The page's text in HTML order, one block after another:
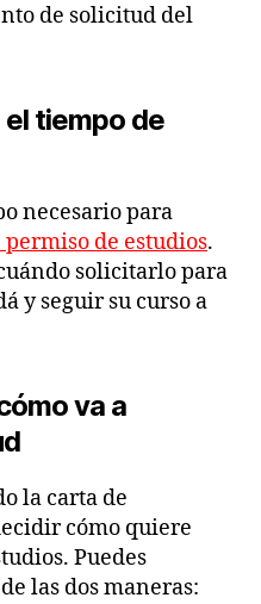
de solicitud del
tiempo de
necesario para
de estudios.
solicitarlo para
y seguir su curso a
va a
la carta de
cómo quiere
Puedes
las dos maneras: